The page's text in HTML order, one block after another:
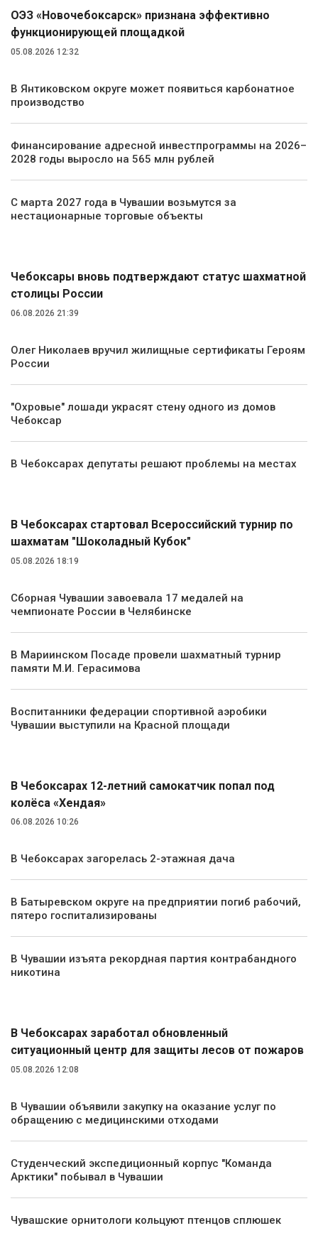
ОЭЗ «Новочебоксарск» признана эффективно
функционирующей площадкой
05.08.2026 12:32
В Янтиковском округе может появиться карбонатное
производство
Финансирование адресной инвестпрограммы на 2026–
2028 годы выросло на 565 млн рублей
С марта 2027 года в Чувашии возьмутся за
нестационарные торговые объекты
Чебоксары вновь подтверждают статус шахматной
столицы России
06.08.2026 21:39
Олег Николаев вручил жилищные сертификаты Героям
России
"Охровые" лошади украсят стену одного из домов
Чебоксар
В Чебоксарах депутаты решают проблемы на местах
В Чебоксарах стартовал Всероссийский турнир по
шахматам "Шоколадный Кубок"
05.08.2026 18:19
Сборная Чувашии завоевала 17 медалей на
чемпионате России в Челябинске
В Мариинском Посаде провели шахматный турнир
памяти М.И. Герасимова
Воспитанники федерации спортивной аэробики
Чувашии выступили на Красной площади
В Чебоксарах 12-летний самокатчик попал под
колёса «Хендая»
06.08.2026 10:26
В Чебоксарах загорелась 2-этажная дача
В Батыревском округе на предприятии погиб рабочий,
пятеро госпитализированы
В Чувашии изъята рекордная партия контрабандного
никотина
В Чебоксарах заработал обновленный
ситуационный центр для защиты лесов от пожаров
05.08.2026 12:08
В Чувашии объявили закупку на оказание услуг по
обращению с медицинскими отходами
Студенческий экспедиционный корпус "Команда
Арктики" побывал в Чувашии
Чувашские орнитологи кольцуют птенцов сплюшек